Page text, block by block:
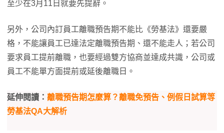
至少在3月11日就要先提辭。
另外，公司內訂員工離職預告期不能比《勞基法》還要嚴
格，不能讓員工已達法定離職預告期、還不能走人；若公司
要求員工提前離職，也要經過雙方協商並達成共識，公司或
員工不能單方面提前或延後離職日。
延伸閱讀： 離職預告期怎麼算？離職免預告、例假日試算等
勞基法QA大解析